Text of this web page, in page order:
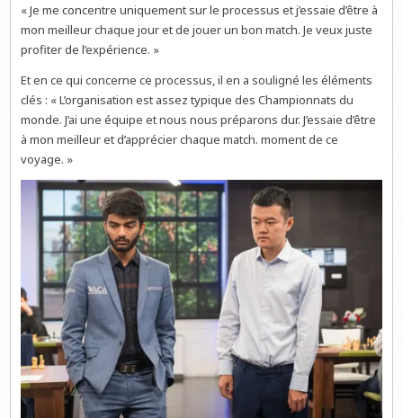
« Je me concentre uniquement sur le processus et j’essaie d’être à
mon meilleur chaque jour et de jouer un bon match. Je veux juste
profiter de l’expérience. »
Et en ce qui concerne ce processus, il en a souligné les éléments
clés : « L’organisation est assez typique des Championnats du
monde. J’ai une équipe et nous nous préparons dur. J’essaie d’être
à mon meilleur et d’apprécier chaque match. moment de ce
voyage. »